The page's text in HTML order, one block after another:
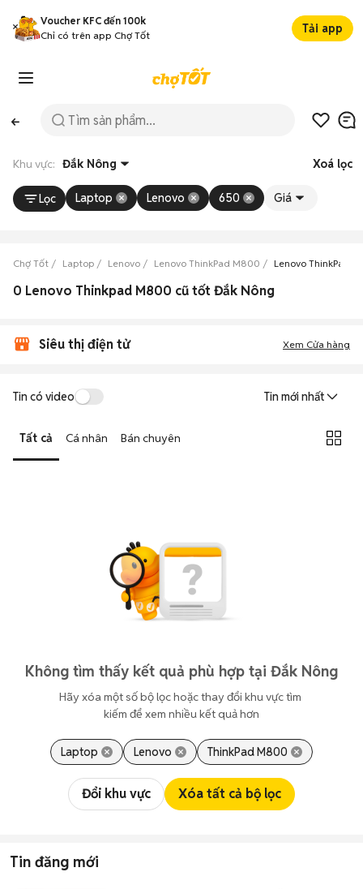
Voucher KFC đến 100k
Chỉ có trên app Chợ Tốt
Tải app
Khu vực: Đắk Nông Xoá lọc
Lọc Laptop Lenovo 650 Giá
Chợ Tốt Laptop Lenovo Lenovo ThinkPad M800 Lenovo ThinkPad
0 Lenovo Thinkpad M800 cũ tốt Đắk Nông
Siêu thị điện tử Xem Cửa hàng
Tin có video Tin mới nhất
Tất cả Cá nhân Bán chuyên
Không tìm thấy kết quả phù hợp tại Đắk Nông
Hãy xóa một số bộ lọc hoặc thay đổi khu vực tìm
kiếm để xem nhiều kết quả hơn
Laptop Lenovo ThinkPad M800
Đổi khu vực Xóa tất cả bộ lọc
Tin đăng mới